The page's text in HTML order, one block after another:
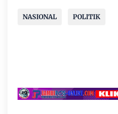
NASIONAL POLITIK